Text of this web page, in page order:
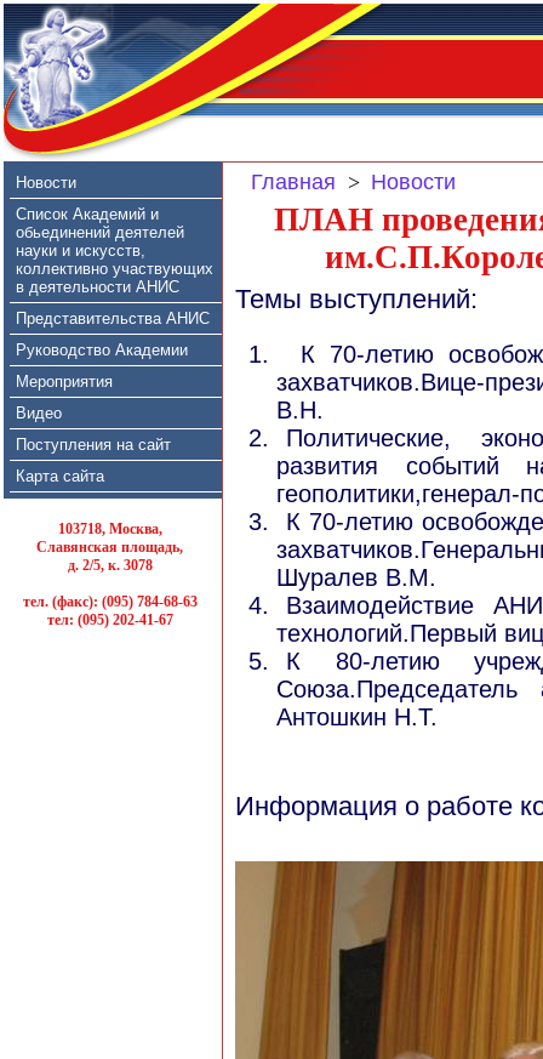
Новости
Список Академий и
обьединений деятелей
науки и искусств,
коллективно участвующих
в деятельности АНИС
Представительства АНИС
Руководство Академии
Мероприятия
Видео
Поступления на сайт
Карта сайта
103718, Москва,
Славянская площадь,
д. 2/5, к. 3078
тел. (факс): (095) 784-68-63
тел: (095) 202-41-67
Главная > Новости
ПЛАН
Темы выступлений:
К 70-летию
захватчиков.Вице-
В.Н.
Политические,
развития событий
геополитики,генерал-
К 70-летию
Шуралев В.М.
Взаимодействие
технологий.Первый
К 80-летию
Союза.Председатель
Антошкин Н.Т.
Информация о работе